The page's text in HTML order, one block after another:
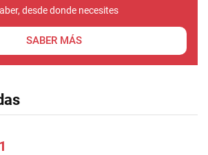
desde donde necesites
SABER MÁS